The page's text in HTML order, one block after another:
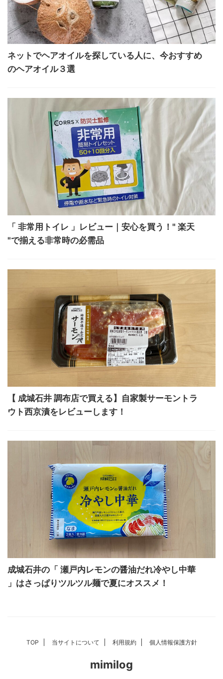
ネットでヘアオイルを探している人に、今おすすめ
のヘアオイル３選
「 非常用トイレ 」レビュー｜安心を買う！" 楽天
"で揃える非常時の必需品
【 成城石井 調布店で買える】自家製サーモントラ
ウト西京漬をレビューします！
成城石井の「 瀬戸内レモンの醤油だれ冷やし中華
」はさっぱりツルツル麺で夏にオススメ！
TOP 当サイトについて 利用規約 個人情報保護方針
mimilog